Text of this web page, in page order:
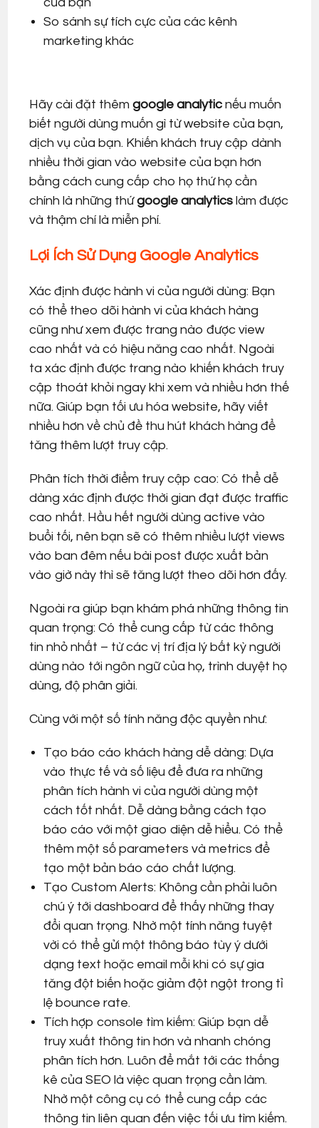
So sánh sự tích cực của các kênh
marketing khác
Hãy cài đặt thêmgoogle analytic nếu muốn
biết người dùng muốn gì từ website của bạn,
dịch vụ của bạn. Khiến khách truy cập dành
nhiều thời gian vào website của bạn hơn
bằng cách cung cấp cho họ thứ họ cần
chính là những thứgoogle analytics làm được
và thậm chí là miễn phí.
Lợi Ích Sử Dụng Google Analytics
Xác định được hành vi của người dùng: Bạn
có thể theo dõi hành vi của khách hàng
cũng như xem được trang nào được view
cao nhất và có hiệu năng cao nhất. Ngoài
ta xác định được trang nào khiến khách truy
cập thoát khỏi ngay khi xem và nhiều hơn thế
nữa. Giúp bạn tối ưu hóa website, hãy viết
nhiều hơn về chủ đề thu hút khách hàng để
tăng thêm lượt truy cập.
Phân tích thời điểm truy cập cao: Có thể dễ
dàng xác định được thời gian đạt được traffic
cao nhất. Hầu hết người dùng active vào
buổi tối, nên bạn sẽ có thêm nhiều lượt views
vào ban đêm nếu bài post được xuất bản
vào giờ này thì sẽ tăng lượt theo dõi hơn đấy.
Ngoài ra giúp bạn khám phá những thông tin
quan trọng: Có thể cung cấp từ các thông
tin nhỏ nhất – từ các vị trí địa lý bất kỳ người
dùng nào tới ngôn ngữ của họ, trình duyệt họ
dùng, độ phân giải.
Cùng với một số tính năng độc quyền như:
Tạo báo cáo khách hàng dễ dàng: Dựa
vào thực tế và số liệu để đưa ra những
phân tích hành vi của người dùng một
cách tốt nhất. Dễ dàng bằng cách tạo
báo cáo với một giao diện dễ hiểu. Có thể
thêm một số parameters và metrics để
tạo một bản báo cáo chất lượng.
Tạo Custom Alerts: Không cần phải luôn
chú ý tới dashboard để thấy những thay
đổi quan trọng. Nhờ một tính năng tuyệt
vời có thể gửi một thông báo tùy ý dưới
dạng text hoặc email mỗi khi có sự gia
tăng đột biến hoặc giảm đột ngột trong tỉ
lệ bounce rate.
Tích hợp console tìm kiếm: Giúp bạn dễ
truy xuất thông tin hơn và nhanh chóng
phân tích hơn. Luôn để mắt tới các thống
kê của SEO là việc quan trọng cần làm.
Nhờ một công cụ có thể cung cấp các
thông tin liên quan đến việc tối ưu tìm kiếm.